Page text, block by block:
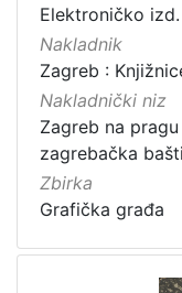
Elektroničko
Nakladnik
Zagreb :
Nakladnički niz
Zagreb na
zagrebačka
Zbirka
Grafička građa